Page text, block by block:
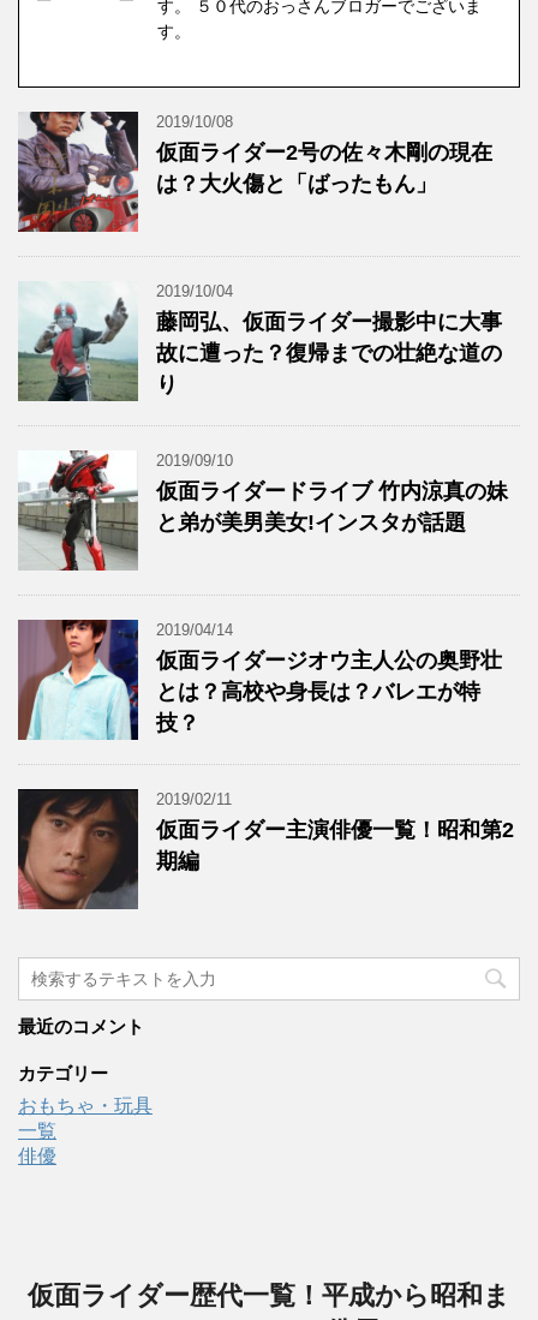
す。 ５０代のおっさんブロガーでございま
す。
2019/10/08
仮面ライダー2号の佐々木剛の現在
は？大火傷と「ばったもん」
2019/10/04
藤岡弘、仮面ライダー撮影中に大事
故に遭った？復帰までの壮絶な道の
り
2019/09/10
仮面ライダードライブ 竹内涼真の妹
と弟が美男美女!インスタが話題
2019/04/14
仮面ライダージオウ主人公の奥野壮
とは？高校や身長は？バレエが特
技？
2019/02/11
仮面ライダー主演俳優一覧！昭和第2
期編
最近のコメント
カテゴリー
おもちゃ・玩具
一覧
俳優
仮面ライダー歴代一覧！平成から昭和ま